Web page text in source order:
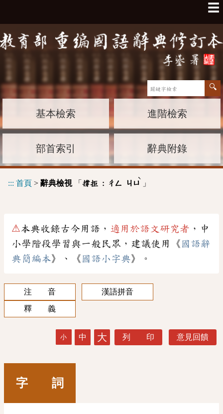
☰
基本檢索 進階檢索
部首索引 辭典附錄
::: 首頁 > 辭典檢視「 撐拒 : ㄔㄥ ㄐㄩ
ˋ
」
⚠本典收錄古今用語， 適用於語文研究者 ，中
小學階段學習與一般民眾，建議使用《 國語辭
典簡編本》、《 國語小字典》。
注 音
漢語拼音
釋 義
小 中 大 列 印 意見回饋
字 詞